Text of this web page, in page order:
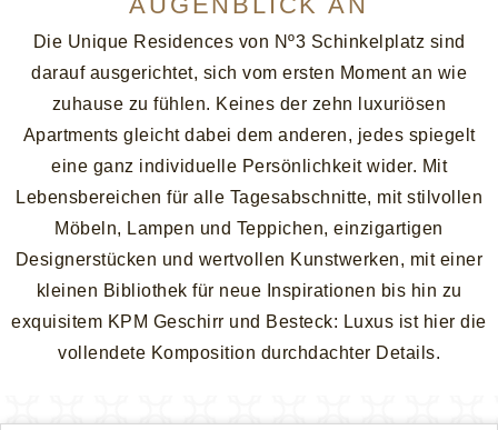
Die Unique Residences von Nº3 Schinkelplatz sind
darauf ausgerichtet, sich vom ersten Moment an wie
zuhause zu fühlen. Keines der zehn luxuriösen
Apartments gleicht dabei dem anderen, jedes spiegelt
eine ganz individuelle Persönlichkeit wider. Mit
Lebensbereichen für alle Tagesabschnitte, mit stilvollen
Möbeln, Lampen und Teppichen, einzigartigen
Designerstücken und wertvollen Kunstwerken, mit einer
kleinen Bibliothek für neue Inspirationen bis hin zu
exquisitem KPM Geschirr und Besteck: Luxus ist hier die
vollendete Komposition durchdachter Details.